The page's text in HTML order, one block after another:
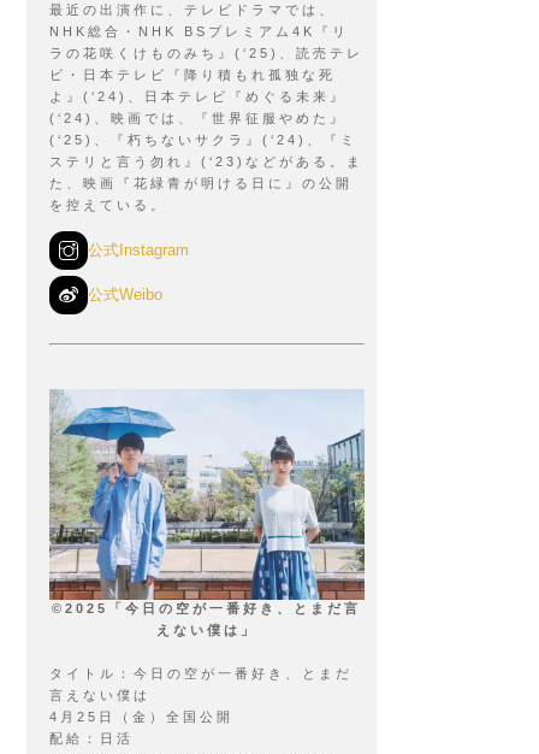
最近の出演作に、テレビドラマでは、
NHK総合・NHK BSプレミアム4K『リ
ラの花咲くけものみち』(‘25)、読売テレ
ビ・日本テレビ『降り積もれ孤独な死
よ』(‘24)、日本テレビ『めぐる未来』
(‘24)、映画では、『世界征服やめた』
(‘25)、『朽ちないサクラ』(‘24)、『ミ
ステリと言う勿れ』(‘23)などがある。ま
た、映画『花緑青が明ける日に』の公開
を控えている。
公式Instagram
公式Weibo
©2025「今日の空が一番好き、とまだ言
えない僕は」
タイトル：今日の空が一番好き、とまだ
言えない僕は
4月25日（金）全国公開
配給：日活